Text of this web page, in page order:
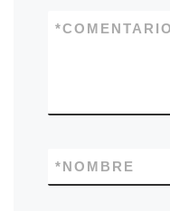
COMENTARIO
*
NOMBRE
*